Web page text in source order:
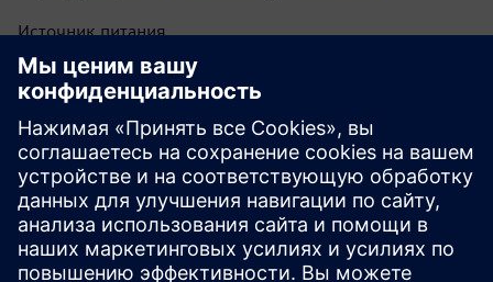
Источник питания
Подключение к Интернету
Совместимая операционная система
Биометрическая база данных
Безопасное хранение данных
API-интерфейсы интеграции
Доступ администратора
Обновления программного обеспечения
Сетевая инфраструктура
Протоколы безопасности